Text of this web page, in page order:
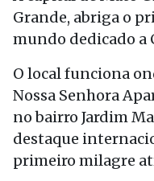
Grande, abriga o
mundo dedicado a
O local funciona
Nossa Senhora
no bairro Jardim
destaque
primeiro milagre